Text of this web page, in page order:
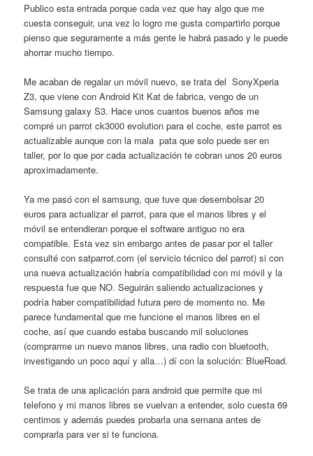
Publico esta entrada porque cada vez que hay algo que me
cuesta conseguir, una vez lo logro me gusta compartirlo porque
pienso que seguramente a más gente le habrá pasado y le puede
ahorrar mucho tiempo.
Me acaban de regalar un móvil nuevo, se trata del SonyXperia
Z3, que viene con Android Kit Kat de fabrica, vengo de un
Samsung galaxy S3. Hace unos cuantos buenos años me
compré un parrot ck3000 evolution para el coche, este parrot es
actualizable aunque con la mala pata que solo puede ser en
taller, por lo que por cada actualización te cobran unos 20 euros
aproximadamente.
Ya me pasó con el samsung, que tuve que desembolsar 20
euros para actualizar el parrot, para que el manos libres y el
móvil se entendieran porque el software antiguo no era
compatible. Esta vez sin embargo antes de pasar por el taller
consulté con satparrot.com (el servicio técnico del parrot) si con
una nueva actualización habría compatibilidad con mi móvil y la
respuesta fue que NO. Seguirán saliendo actualizaciones y
podría haber compatibilidad futura pero de momento no. Me
parece fundamental que me funcione el manos libres en el
coche, así que cuando estaba buscando mil soluciones
(comprarme un nuevo manos libres, una radio con bluetooth,
investigando un poco aquí y alla…) dí con la solución: BlueRoad.
Se trata de una aplicación para android que permite que mi
telefono y mi manos libres se vuelvan a entender, solo cuesta 69
centimos y además puedes probarla una semana antes de
comprarla para ver si te funciona.